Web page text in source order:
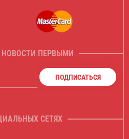
ПЕРВЫМИ
ПОДПИСАТЬСЯ
СЕТЯХ